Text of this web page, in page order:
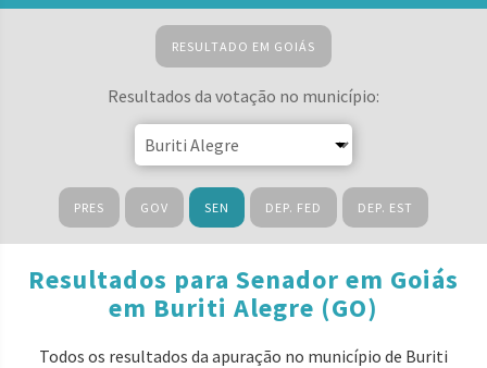
RESULTADO EM GOIÁS
Resultados da votação no município:
PRES GOV SEN DEP. FED DEP. EST
Resultados para Senador em Goiás
em Buriti Alegre (GO)
Todos os resultados da apuração no município de Buriti